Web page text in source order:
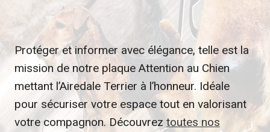
Protéger et informer avec élégance, telle est la
mission de notre plaque Attention au Chien
mettant l’Airedale Terrier à l’honneur. Idéale
pour sécuriser votre espace tout en valorisant
votre compagnon. Découvrez toutes nos